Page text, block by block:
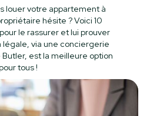
louer votre appartement à
hésite ? Voici 10
le rassurer et lui prouver
légale, via une conciergerie
est la meilleure option
tous !